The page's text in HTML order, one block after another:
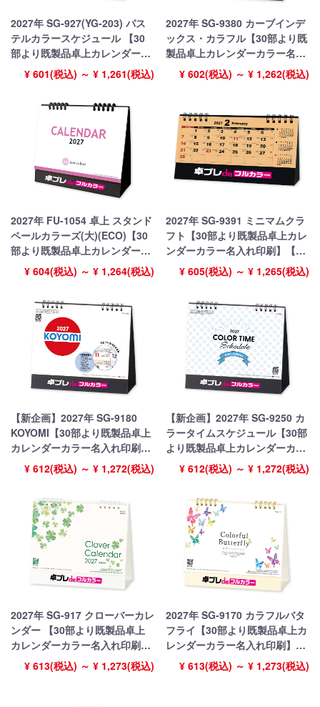
2027年 SG-927(YG-203) パス
テルカラースケジュール 【30
部より既製品卓上カレンダーカ
ラー名入れ印刷】【卓プレdeフ
ルカラー】搭載
¥ 601(税込) ～ ¥ 1,261(税込)
2027年 SG-9380 カーブインデ
ックス・カラフル【30部より既
製品卓上カレンダーカラー名入
れ印刷】【卓プレdeフルカラ
ー】搭載
¥ 602(税込) ～ ¥ 1,262(税込)
2027年 FU-1054 卓上 スタンド
ペールカラーズ(大)(ECO)【30
部より既製品卓上カレンダーカ
ラー名入れ印刷】【卓プレdeフ
ルカラー】搭載
¥ 604(税込) ～ ¥ 1,264(税込)
2027年 SG-9391 ミニマムクラ
フト【30部より既製品卓上カレ
ンダーカラー名入れ印刷】【卓
プレdeフルカラー】搭載
¥ 605(税込) ～ ¥ 1,265(税込)
【新企画】2027年 SG-9180
KOYOMI【30部より既製品卓上
カレンダーカラー名入れ印刷】
【卓プレdeフルカラー】搭載
¥ 612(税込) ～ ¥ 1,272(税込)
【新企画】2027年 SG-9250 カ
ラータイムスケジュール【30部
より既製品卓上カレンダーカラ
ー名入れ印刷】【卓プレdeフル
カラー】搭載
¥ 612(税込) ～ ¥ 1,272(税込)
2027年 SG-917 クローバーカレ
ンダー 【30部より既製品卓上
カレンダーカラー名入れ印刷】
【卓プレdeフルカラー】搭載
¥ 613(税込) ～ ¥ 1,273(税込)
2027年 SG-9170 カラフルバタ
フライ【30部より既製品卓上カ
レンダーカラー名入れ印刷】
【卓プレdeフルカラー】搭載
¥ 613(税込) ～ ¥ 1,273(税込)